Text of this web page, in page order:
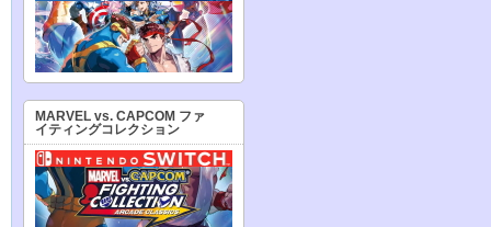
MARVEL vs. CAPCOM ファ
イティングコレクション